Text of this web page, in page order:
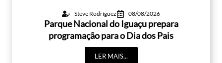
Steve Rodríguez 08/08/2026
Parque Nacional do Iguaçu prepara
programação para o Dia dos Pais
LER MAIS...